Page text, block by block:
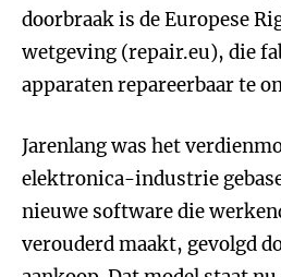
doorbraak is de Europese
wetgeving (repair.eu), die
apparaten repareerbaar te
Jarenlang was het
elektronica-industrie
nieuwe software die
verouderd maakt, gevolgd